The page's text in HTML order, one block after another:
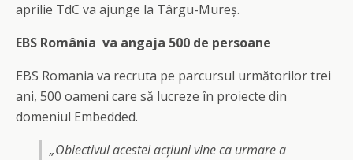
aprilie TdC va ajunge la Târgu-Mureș.
EBS România va angaja 500 de persoane
EBS Romania va recruta pe parcursul următorilor trei
ani, 500 oameni care să lucreze în proiecte din
domeniul Embedded.
„Obiectivul acestei acțiuni vine ca urmare a